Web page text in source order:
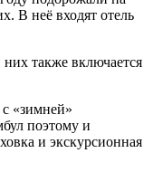
В неё входят отель
также включается
«зимней»
поэтому и
и экскурсионная